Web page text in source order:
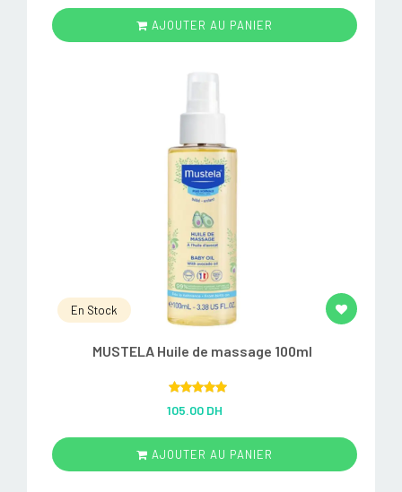
AJOUTER AU PANIER
En Stock
MUSTELA Huile de massage 100ml
out of 5
105.00 DH
AJOUTER AU PANIER